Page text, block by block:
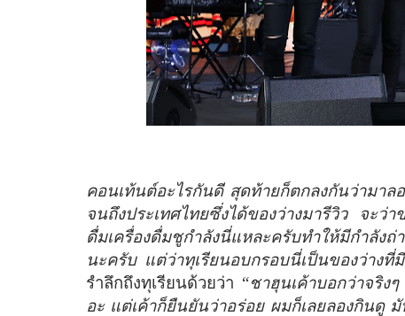
คอนเท้นต์อะไรกันดี สุดท้ายก็ตกลงกันว่ามาล
จนถึงประเทศไทยซึ่งได้ของว่างมารีวิว จะว่า
ดื่มเครื่องดื่มชูกำลังนี่แหละครับทำให้มีกำลัง
นะครับ แต่ว่าทุเรียนอบกรอบนี่เป็นของว่างที่
รำลึกถึงทุเรียนด้วยว่า “ชาฮุนเค้าบอกว่าจริง
อะ แต่เค้าก็ยืนยันว่าอร่อย ผมก็เลยลองกินดู